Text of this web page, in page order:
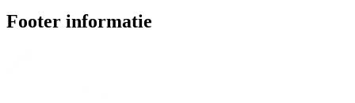
Footer informatie